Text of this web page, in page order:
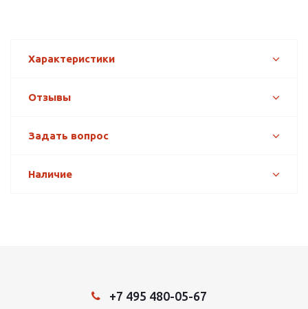
Характеристики
Отзывы
Задать вопрос
Наличие
+7 495 480-05-67